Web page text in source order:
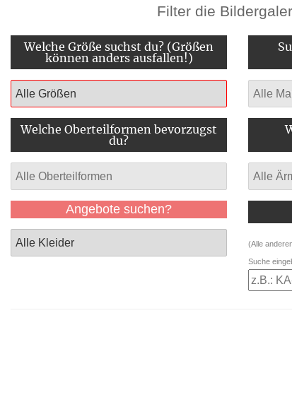
Filter die
Welche Größe suchst du? (Größen
können anders ausfallen!)
Welche Oberteilformen bevorzugst
du?
Angebote suchen?
(Alle
Suche